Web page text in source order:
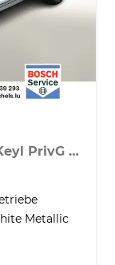
N-Connecta MT SHZ Nav DigC Keyl PrivG LHZ
Metallic